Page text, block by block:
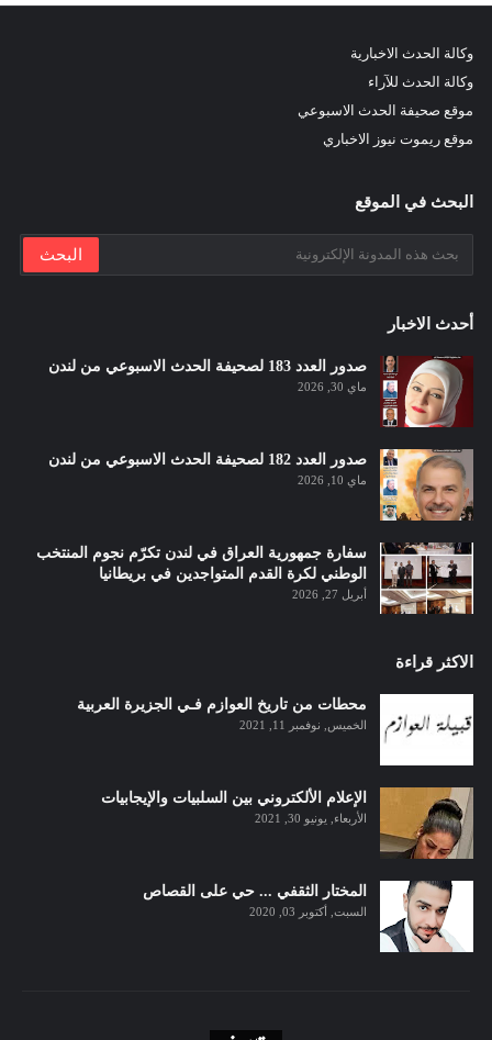
وكالة الحدث الاخبارية
وكالة الحدث للآراء
موقع صحيفة الحدث الاسبوعي
موقع ريموت نيوز الاخباري
البحث في الموقع
أحدث الاخبار
صدور العدد 183 لصحيفة الحدث الاسبوعي من لندن
ماي 30, 2026
صدور العدد 182 لصحيفة الحدث الاسبوعي من لندن
ماي 10, 2026
سفارة جمهورية العراق في لندن تكرّم نجوم المنتخب
الوطني لكرة القدم المتواجدين في بريطانيا
أبريل 27, 2026
الاكثر قراءة
محطات من تاريخ العوازم فـي الجزيرة العربية
الخميس, نوفمبر 11, 2021
الإعلام الألكتروني بين السلبيات والإيجابيات
الأربعاء, يونيو 30, 2021
المختار الثقفي ... حي على القصاص
السبت, أكتوبر 03, 2020